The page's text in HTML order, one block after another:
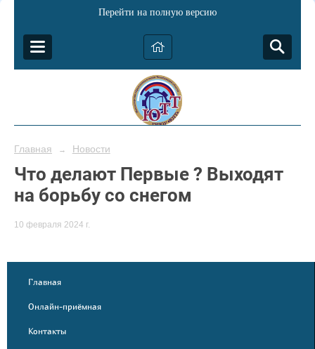
Перейти на полную версию
Главная → Новости
Что делают Первые ? Выходят
на борьбу со снегом
10 февраля 2024 г.
Главная
Онлайн-приёмная
Контакты